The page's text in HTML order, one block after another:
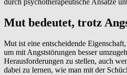
Mut bedeutet, trotz
Mut ist eine entscheidende
um mit Angststörungen besser
Herausforderungen zu stellen, auch
dabei zu lernen, wie man mit der